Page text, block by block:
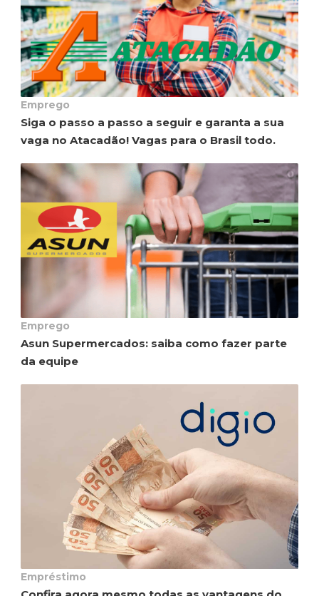
Emprego
Siga o passo a passo a seguir e garanta a sua
vaga no Atacadão! Vagas para o Brasil todo.
Emprego
Asun Supermercados: saiba como fazer parte
da equipe
Empréstimo